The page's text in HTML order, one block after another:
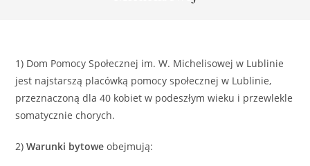
1) Dom Pomocy Społecznej im. W. Michelisowej w Lublinie
jest najstarszą placówką pomocy społecznej w Lublinie,
przeznaczoną dla 40 kobiet w podeszłym wieku i przewlekle
somatycznie chorych.
2)Warunki bytowe obejmują: